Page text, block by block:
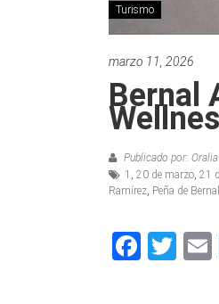
Turismo
marzo 11, 2026
Bernal
Publicado por:
1 , 20 de marzo, 21
Ramírez, Peña de Bernal